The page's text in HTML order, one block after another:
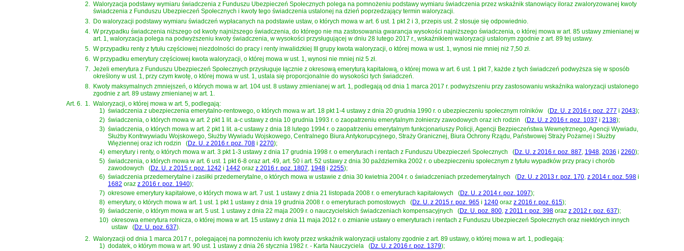
2. Waloryzacja podstawy wymiaru świadczenia z Funduszu Ubezpieczeń Społecznych polega na pomnożeniu podstawy wymiaru świadczenia przez wskaźnik stanowiący iloraz zwaloryzowanej kwoty
świadczenia z Funduszu Ubezpieczeń Społecznych i kwoty tego świadczenia ustalonej na dzień poprzedzający termin waloryzacji.
3. Do waloryzacji podstawy wymiaru świadczeń wypłacanych na podstawie ustaw, o których mowa w art. 6 ust. 1 pkt 2 i 3, przepis ust. 2 stosuje się odpowiednio.
4. W przypadku świadczenia niższego od kwoty najniższego świadczenia, do którego nie ma zastosowania gwarancja wysokości najniższego świadczenia, o której mowa w art. 85 ustawy zmienianej w
art. 1, waloryzacja polega na podwyższeniu kwoty świadczenia, w wysokości przysługującej w dniu 28 lutego 2017 r., wskaźnikiem waloryzacji ustalonym zgodnie z art. 89 tej ustawy.
5. W przypadku renty z tytułu częściowej niezdolności do pracy i renty inwalidzkiej III grupy kwota waloryzacji, o której mowa w ust. 1, wynosi nie mniej niż 7,50 zł.
6. W przypadku emerytury częściowej kwota waloryzacji, o której mowa w ust. 1, wynosi nie mniej niż 5 zł.
7. Jeżeli emerytura z Funduszu Ubezpieczeń Społecznych przysługuje łącznie z okresową emeryturą kapitałową, o której mowa w art. 6 ust. 1 pkt 7, każde z tych świadczeń podwyższa się w sposób
określony w ust. 1, przy czym kwotę, o której mowa w ust. 1, ustala się proporcjonalnie do wysokości tych świadczeń.
8. Kwoty maksymalnych zmniejszeń, o których mowa w art. 104 ust. 8 ustawy zmienianej w art. 1, podlegają od dnia 1 marca 2017 r. podwyższeniu przy zastosowaniu wskaźnika waloryzacji ustalonego
zgodnie z art. 89 ustawy zmienianej w art. 1.
Art. 6. 1. Waloryzacji, o której mowa w art. 5, podlegają:
1) świadczenia z ubezpieczenia emerytalno-rentowego, o których mowa w art. 18 pkt 1-4 ustawy z dnia 20 grudnia 1990 r. o ubezpieczeniu społecznym rolników (Dz. U. z 2016 r. poz. 277 i 2043);
2) świadczenia, o których mowa w art. 2 pkt 1 lit. a-c ustawy z dnia 10 grudnia 1993 r. o zaopatrzeniu emerytalnym żołnierzy zawodowych oraz ich rodzin (Dz. U. z 2016 r. poz. 1037 i 2138);
3) świadczenia, o których mowa w art. 2 pkt 1 lit. a-c ustawy z dnia 18 lutego 1994 r. o zaopatrzeniu emerytalnym funkcjonariuszy Policji, Agencji Bezpieczeństwa Wewnętrznego, Agencji Wywiadu,
Służby Kontrwywiadu Wojskowego, Służby Wywiadu Wojskowego, Centralnego Biura Antykorupcyjnego, Straży Granicznej, Biura Ochrony Rządu, Państwowej Straży Pożarnej i Służby
Więziennej oraz ich rodzin
(Dz. U. z 2016 r. poz. 708 i 2270);
4) emerytury i renty, o których mowa w art. 3 pkt 1-3 ustawy z dnia 17 grudnia 1998 r. o emeryturach i rentach z Funduszu Ubezpieczeń Społecznych (Dz. U. z 2016 r. poz. 887, 1948, 2036 i 2260);
5) świadczenia, o których mowa w art. 6 ust. 1 pkt 6-8 oraz art. 49, art. 50 i art. 52 ustawy z dnia 30 października 2002 r. o ubezpieczeniu społecznym z tytułu wypadków przy pracy i chorób
zawodowych
(Dz. U. z 2015 r. poz. 1242 i 1442 oraz z 2016 r. poz. 1807, 1948 i 2255);
6) świadczenia przedemerytalne i zasiłki przedemerytalne, o których mowa w ustawie z dnia 30 kwietnia 2004 r. o świadczeniach przedemerytalnych (Dz. U. z 2013 r. poz. 170, z 2014 r. poz. 598 i
1682 oraz z 2016 r. poz. 1940);
7) okresowe emerytury kapitałowe, o których mowa w art. 7 ust. 1 ustawy z dnia 21 listopada 2008 r. o emeryturach kapitałowych (Dz. U. z 2014 r. poz. 1097);
8) emerytury, o których mowa w art. 1 ust. 1 pkt 1 ustawy z dnia 19 grudnia 2008 r. o emeryturach pomostowych (Dz. U. z 2015 r. poz. 965 i 1240 oraz z 2016 r. poz. 615);
9) świadczenie, o którym mowa w art. 5 ust. 1 ustawy z dnia 22 maja 2009 r. o nauczycielskich świadczeniach kompensacyjnych (Dz. U. poz. 800, z 2011 r. poz. 398 oraz z 2012 r. poz. 637);
10) okresowa emerytura rolnicza, o której mowa w art. 15 ustawy z dnia 11 maja 2012 r. o zmianie ustawy o emeryturach i rentach z Funduszu Ubezpieczeń Społecznych oraz niektórych innych
ustaw
(Dz. U. poz. 637).
2. Waloryzacji od dnia 1 marca 2017 r., polegającej na pomnożeniu ich kwoty przez wskaźnik waloryzacji ustalony zgodnie z art. 89 ustawy, o której mowa w art. 1, podlegają:
1) dodatek, o którym mowa w art. 90 ust. 1 ustawy z dnia 26 stycznia 1982 r. - Karta Nauczyciela (Dz. U. z 2016 r. poz. 1379);